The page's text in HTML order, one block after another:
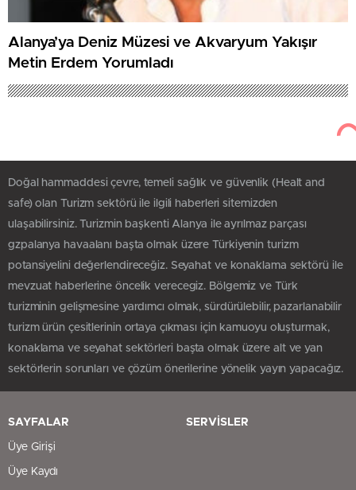
Alanya’ya Deniz Müzesi ve Akvaryum Yakışır
Metin Erdem Yorumladı
Doğal hammaddesi çevre, temeli sağlık ve güvenlik (Healt and
safe) olan Turizm sektörü ile ilgili haberleri sitemizden
ulaşabilirsiniz. Turizmin başkenti Alanya ile ayrılmaz parçası
gzpalanya havaalanı başta olmak üzere Türkiyenin turizm
potansiyelini değerlendireceğiz. Seyahat ve konaklama sektörü ile
mevzuat haberlerine öncelik verecegiz. Bölgemiz ve Türk
turizminin gelişmesine yardımcı olmak, sürdürülebilir, pazarlanabilir
turizm ürün çesitlerinin ortaya çıkması için kamuoyu oluşturmak,
konaklama ve seyahat sektörleri başta olmak üzere alt ve yan
sektörlerin sorunları ve çözüm önerilerine yönelik yayın yapacağız.
SAYFALAR
Üye Girişi
Üye Kaydı
SERVİSLER